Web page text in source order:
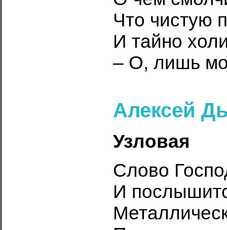
Что чистую
И тайно
– О, лишь
Алексей
Узловая
Слово
И